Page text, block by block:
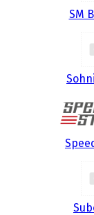
SM